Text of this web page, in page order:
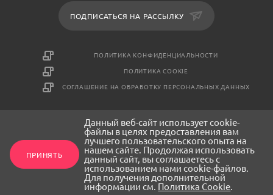
ПОДПИСАТЬСЯ НА РАССЫЛКУ
ПОЛИТИКА КОНФИДЕНЦИАЛЬНОСТИ
ПОЛИТИКА COOKIE
СОГЛАШЕНИЕ НА ОБРАБОТКУ ПЕРСОНАЛЬНЫХ ДАННЫХ
2026 © СтулМаркет - интернет-магазин мебели
ПРИНЯТЬ
Данный веб-сайт использует cookie-
файлы в целях предоставления вам
лучшего пользовательского опыта на
нашем сайте. Продолжая использовать
данный сайт, вы соглашаетесь с
использованием нами cookie-файлов.
Для получения дополнительной
информации см.Политика Cookie.